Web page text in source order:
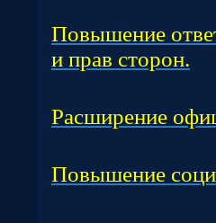
Повышение
и прав сторон.
Расширение
Повышение